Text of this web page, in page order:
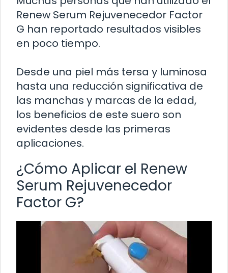
Renew Serum Rejuvenecedor Factor
G han reportado resultados visibles
en poco tiempo.
Desde una piel más tersa y luminosa
hasta una reducción significativa de
las manchas y marcas de la edad,
los beneficios de este suero son
evidentes desde las primeras
aplicaciones.
¿Cómo Aplicar el Renew
Serum Rejuvenecedor
Factor G?